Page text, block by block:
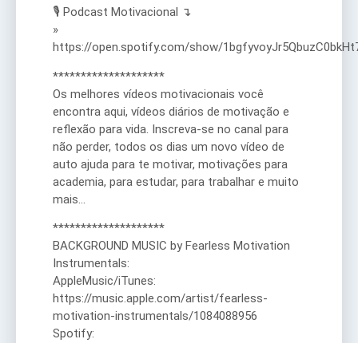
🎙️ Podcast Motivacional ↴
»
https://open.spotify.com/show/
********************
Os melhores vídeos motivacionais você
encontra aqui, vídeos diários de motivação e
reflexão para vida. Inscreva-se no canal para
não perder, todos os dias um novo vídeo de
auto ajuda para te motivar, motivações para
academia, para estudar, para trabalhar e muito
mais…
********************
BACKGROUND MUSIC by Fearless Motivation
Instrumentals:
AppleMusic/iTunes:
https://music.apple.com/artist/fearless-
motivation-instrumentals/1084088956
Spotify: